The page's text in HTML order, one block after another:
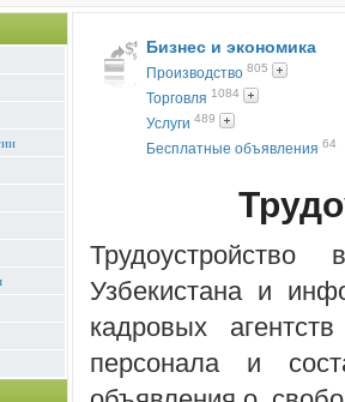
Бизнес и экономика
Производство 805
Торговля 1084
Услуги 489
Бесплатные объявления 64
Узбекистана и
кадровых
персонала и